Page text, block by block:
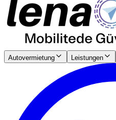
Autovermietung Leistungen